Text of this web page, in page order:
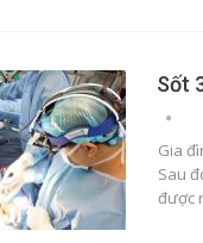
Sốt
Gia
Sau
được